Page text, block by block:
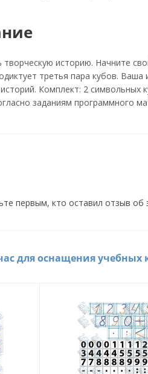
историю. Начните
третья пара кубов.
Комплект: 2
заданиям программного
первым, кто оставил отзыв об
для оснащения учебных